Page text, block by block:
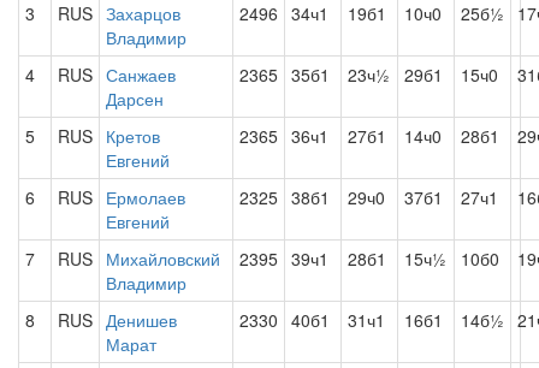
3 RUS Захарцов
Владимир
2496 34ч1 19б1 10ч0 25б½
4 RUS Санжаев
Дарсен
2365 35б1 23ч½ 29б1 15ч0
5 RUS Кретов
Евгений
2365 36ч1 27б1 14ч0 28б1
6 RUS Ермолаев
Евгений
2325 38б1 29ч0 37б1 27ч1
7 RUS Михайловский
Владимир
2395 39ч1 28б1 15ч½ 10б0
8 RUS Денишев
Марат
2330 40б1 31ч1 16б1 14б½